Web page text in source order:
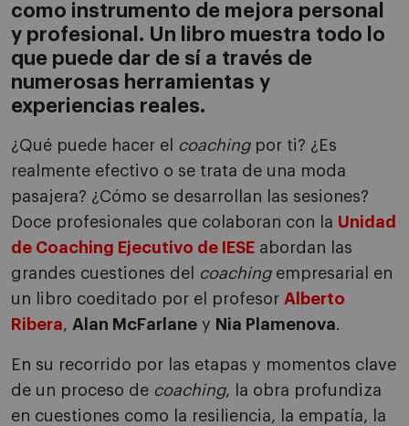
como instrumento de mejora personal
y profesional. Un libro muestra todo lo
que puede dar de sí a través de
numerosas herramientas y
experiencias reales.
¿Qué puede hacer el coachingpor ti? ¿Es
realmente efectivo o se trata de una moda
pasajera? ¿Cómo se desarrollan las sesiones?
Doce profesionales que colaboran con la Unidad
de Coaching Ejecutivo de IESE abordan las
grandes cuestiones del
coachingempresarial en
un libro coeditado por el profesor Alberto
Ribera, Alan McFarlane y Nia Plamenova.
En su recorrido por las etapas y momentos clave
de un proceso de coaching, la obra profundiza
en cuestiones como la resiliencia, la empatía, la